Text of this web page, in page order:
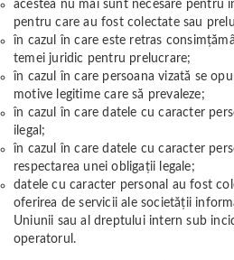
acestea nu mai sunt necesare pentru
pentru care au fost colectate sau
în cazul în care este retras
temei juridic pentru prelucrare;
în cazul în care persoana vizată se
motive legitime care să prevaleze;
în cazul în care datele cu caracter
ilegal;
în cazul în care datele cu caracter
respectarea unei obligații legale;
datele cu caracter personal au fost
oferirea de servicii ale societății
Uniunii sau al dreptului intern sub
operatorul.